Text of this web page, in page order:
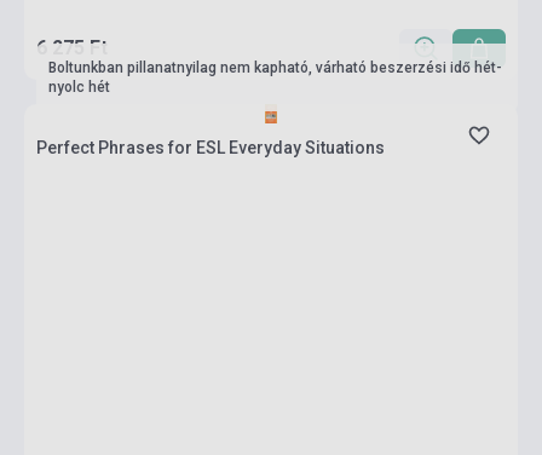
6 275 Ft
Boltunkban pillanatnyilag nem kapható, várható beszerzési idő hét-
nyolc hét
Perfect Phrases for ESL Everyday Situations